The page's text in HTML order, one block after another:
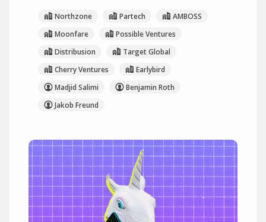
Northzone Partech
AMBOSS
Moonfare
Possible Ventures
Distribusion
Target Global
Cherry Ventures
Earlybird
Madjid Salimi
Benjamin Roth
Jakob Freund